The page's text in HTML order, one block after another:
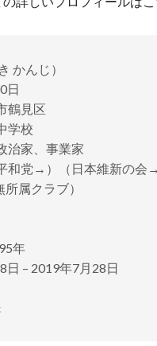
かんじ）
日
鶴見区
学校
治家、事業家
和党→）（日本維新の
属クラブ）
年
日 – 2019年7月28日